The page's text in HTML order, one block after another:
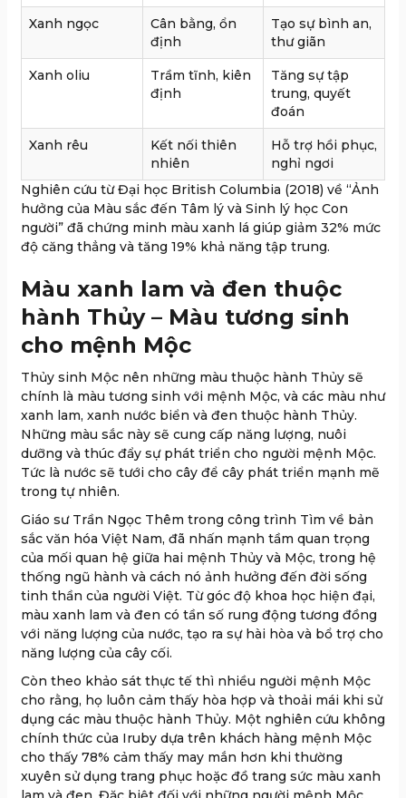
Xanh ngọc
Cân bằng, ổn
định
Tạo sự bình an,
thư giãn
Xanh oliu
Trầm tĩnh, kiên
định
Tăng sự tập
trung, quyết
đoán
Xanh rêu
Kết nối thiên
nhiên
Hỗ trợ hồi phục,
nghỉ ngơi
Nghiên cứu từ Đại học British Columbia (2018) về “Ảnh
hưởng của Màu sắc đến Tâm lý và Sinh lý học Con
người” đã chứng minh màu xanh lá giúp giảm 32% mức
độ căng thẳng và tăng 19% khả năng tập trung.
Màu xanh lam và đen thuộc
hành Thủy – Màu tương sinh
cho mệnh Mộc
Thủy sinh Mộc nên những màu thuộc hành Thủy sẽ
chính là màu tương sinh với mệnh Mộc, và các màu như
xanh lam, xanh nước biển và đen thuộc hành Thủy.
Những màu sắc này sẽ cung cấp năng lượng, nuôi
dưỡng và thúc đẩy sự phát triển cho người mệnh Mộc.
Tức là nước sẽ tưới cho cây để cây phát triển mạnh mẽ
trong tự nhiên.
Giáo sư Trần Ngọc Thêm trong công trình Tìm về bản
sắc văn hóa Việt Nam, đã nhấn mạnh tầm quan trọng
của mối quan hệ giữa hai mệnh Thủy và Mộc, trong hệ
thống ngũ hành và cách nó ảnh hưởng đến đời sống
tinh thần của người Việt. Từ góc độ khoa học hiện đại,
màu xanh lam và đen có tần số rung động tương đồng
với năng lượng của nước, tạo ra sự hài hòa và bổ trợ cho
năng lượng của cây cối.
Còn theo khảo sát thực tế thì nhiều người mệnh Mộc
cho rằng, họ luôn cảm thấy hòa hợp và thoải mái khi sử
dụng các màu thuộc hành Thủy. Một nghiên cứu không
chính thức của Iruby dựa trên khách hàng mệnh Mộc
cho thấy 78% cảm thấy may mắn hơn khi thường
xuyên sử dụng trang phục hoặc đồ trang sức màu xanh